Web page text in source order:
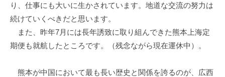
り、仕事にも大いに生かされています。地道な交流の努力は
続けていくべきだと思います。
また、昨年7月には長年誘致に取り組んできた熊本上海定
期便も就航したところです。（残念ながら現在運休中）。
熊本が中国において最も長い歴史と関係を誇るのが、広西